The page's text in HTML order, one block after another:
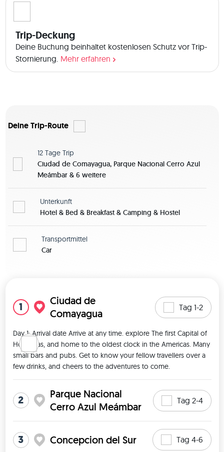
Trip-Deckung
Deine Buchung beinhaltet kostenlosen Schutz vor Trip-
Stornierung. Mehr erfahren
Deine Trip-Route
12 Tage Trip
Ciudad de Comayagua, Parque Nacional Cerro Azul
Meámbar & 6 weitere
Unterkunft
Hotel & Bed & Breakfast & Camping & Hostel
Transportmittel
Car
1
Ciudad de
Comayagua
Tag 1-2
Day 1: Arrival date Arrive at any time. explore The first Capital of
Honduras, and home to the oldest clock in the Americas. Many
small bars and pubs. Get to know your fellow travellers over a
few drinks, and cheers to the adventures to come.
2
Parque Nacional
Cerro Azul Meámbar
Tag 2-4
3 Concepcion del Sur Tag 4-6